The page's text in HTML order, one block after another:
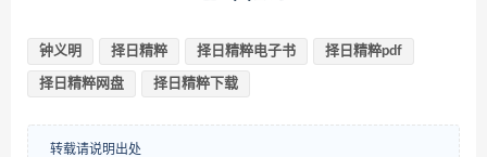
钟义明 择日精粹 择日精粹电子书 择日精粹pdf
择日精粹网盘 择日精粹下载
转载请说明出处